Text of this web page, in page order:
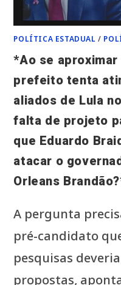
POLÍTICA ESTADUAL /
*Ao se
prefeito tenta
aliados de Lula
falta de projeto
que Eduardo
atacar o
Orleans
A pergunta
pré-candidato
pesquisas
propostas,